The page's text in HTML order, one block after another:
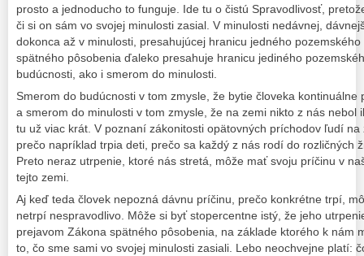
prosto a jednoducho to funguje. Ide tu o čistú Spravodlivosť,
či si on sám vo svojej minulosti zasial. V minulosti nedávnej,
dokonca až v minulosti, presahujúcej hranicu jedného
spätného pôsobenia ďaleko presahuje hranicu jediného
budúcnosti, ako i smerom do minulosti.
Smerom do budúcnosti v tom zmysle, že bytie človeka kontinuálne
a smerom do minulosti v tom zmysle, že na zemi nikto z nás nebol
tu už viac krát. V poznaní zákonitosti opätovných príchodov ľudí
prečo napríklad trpia deti, prečo sa každý z nás rodí do rozličných
Preto neraz utrpenie, ktoré nás stretá, môže mať svoju príčinu v
tejto zemi.
Aj keď teda človek nepozná dávnu príčinu, prečo konkrétne trpí,
netrpí nespravodlivo. Môže si byť stopercentne istý, že jeho
prejavom Zákona spätného pôsobenia, na základe ktorého k nám
to, čo sme sami vo svojej minulosti zasiali. Lebo neochvejne platí: